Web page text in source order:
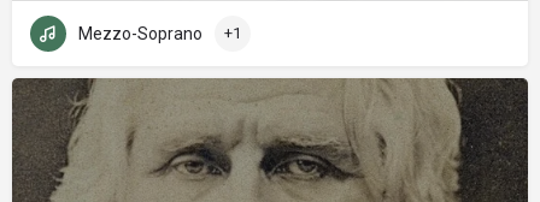
Mezzo-Soprano +1